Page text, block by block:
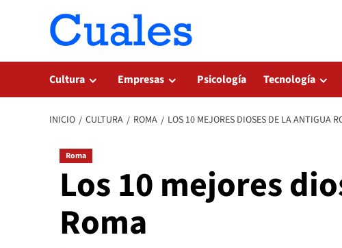
Cultura Empresas Psicología Tecnología
INICIO CULTURA ROMA LOS 10 MEJORES DIOSES DE LA ANTIGUA
Roma
Los 10 mejores
Roma